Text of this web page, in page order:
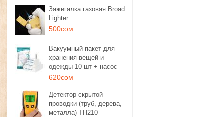
Зажигалка газовая Broad
Lighter.
500сом
Вакуумный пакет для
хранения вещей и
одежды 10 шт + насос
620сом
Детектор скрытой
проводки (труб, дерева,
металла) TH210